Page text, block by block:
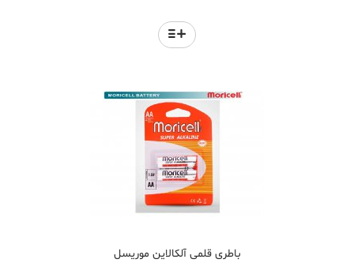
باطری قلمی آلکالاین موریسل